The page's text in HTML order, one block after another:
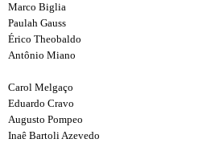
Marco Biglia
Paulah Gauss
Érico Theobaldo
Antônio Miano
Carol Melgaço
Eduardo Cravo
Augusto Pompeo
Inaê Bartoli Azevedo